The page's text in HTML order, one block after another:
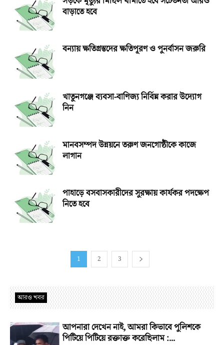
বাড়াতে হবে
বন্যায় ক্ষতিগ্রস্তদের ক্ষতিপূরণ ও পুনর্বাসন জরুরি
খাতুনগঞ্জে ব্যবসা-বাণিজ্য নির্বিঘ্ন করার উদ্যোগ
নিন
মানবসম্পদ উন্নয়নে তরুণ জনগোষ্ঠীকে কাজে
লাগান
পাহাড়ে বসবাসকারীদের সুরক্ষায় কার্যকর পদক্ষেপ
নিতে হবে
1 2 3
আরও খবর
আপনারা দেখেন নাই, আমরা কিভাবে পুলিশকে
পিটিয়ে পিটিয়ে রক্তাক্ত করেছিলাম :...